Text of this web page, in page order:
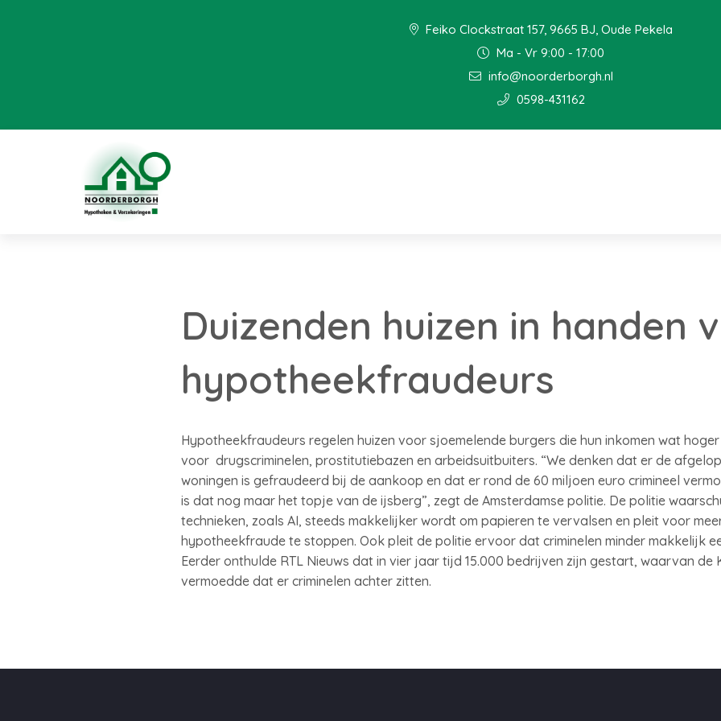
Feiko Clockstraat 157, 9665 BJ, Oude Pekela
Ma - Vr 9:00 - 17:00
info@noorderborgh.nl
0598-431162
Duizenden huizen in handen
hypotheekfraudeurs
Hypotheekfraudeurs regelen huizen voor sjoemelende burgers die hun inkomen wat
voor drugscriminelen, prostitutiebazen en arbeidsuitbuiters. “We denken dat er de
woningen is gefraudeerd bij de aankoop en dat er rond de 60 miljoen euro crimineel
is dat nog maar het topje van de ijsberg”, zegt de Amsterdamse politie. De politie
technieken, zoals AI, steeds makkelijker wordt om papieren te vervalsen en pleit voor
hypotheekfraude te stoppen. Ook pleit de politie ervoor dat criminelen minder makkelijk
Eerder onthulde RTL Nieuws dat in vier jaar tijd 15.000 bedrijven zijn gestart, waarvan de
vermoedde dat er criminelen achter zitten.